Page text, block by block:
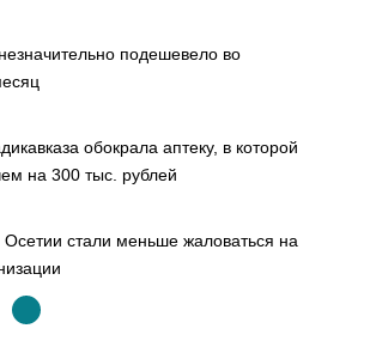
подешевело во
обокрала аптеку, в которой
на 300 тыс. рублей
стали меньше жаловаться на